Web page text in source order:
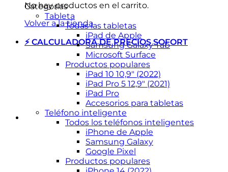
No hay productos en el carrito.
Volver a la tienda
⚡ CALCULADORA DE PRECIOS SOFORT
Categorías
Tableta
Todas las tabletas
iPad de Apple
Samsung Galaxy Tab
Microsoft Surface
Productos populares
iPad 10 10,9″ (2022)
iPad Pro 5 12,9″ (2021)
iPad Pro
Accesorios para tabletas
Teléfono inteligente
Todos los teléfonos inteligentes
iPhone de Apple
Samsung Galaxy
Google Pixel
Productos populares